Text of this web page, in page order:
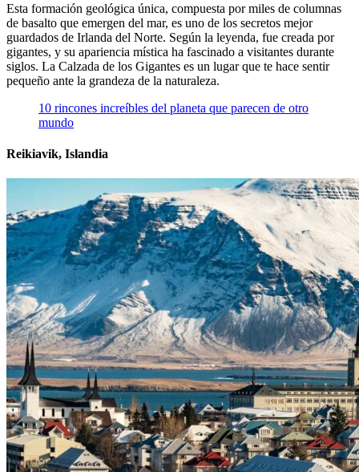
Esta formación geológica única, compuesta por miles de columnas
de basalto que emergen del mar, es uno de los secretos mejor
guardados de Irlanda del Norte. Según la leyenda, fue creada por
gigantes, y su apariencia mística ha fascinado a visitantes durante
siglos. La Calzada de los Gigantes es un lugar que te hace sentir
pequeño ante la grandeza de la naturaleza.
10 rincones increíbles del planeta que parecen de otro
mundo
Reikiavik, Islandia